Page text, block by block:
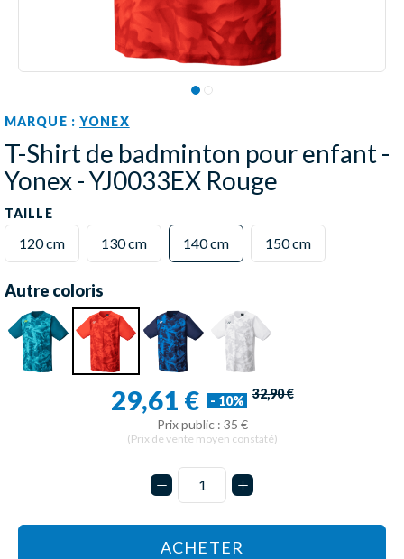
MARQUE :YONEX
T-Shirt de badminton pour enfant -
Yonex - YJ0033EX Rouge
TAILLE
120 cm 130 cm 140 cm 150 cm
Autre coloris
29,61 € - 10% 32,90 €
Prix public : 35 €
(Prix de vente moyen constaté)
ACHETER